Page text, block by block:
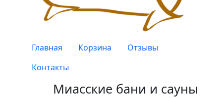
Верхнее меню
Главная Корзина
Отзывы
Контакты
Миасские бани и сауны